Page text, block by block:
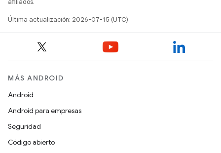
afiliados.
Última actualización: 2026-07-15 (UTC)
MÁS ANDROID
Android
Android para empresas
Seguridad
Código abierto